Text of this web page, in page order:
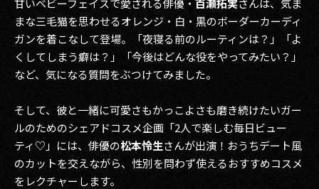
甘いベビーフェイスで愛される俳優・ 百瀬拓実さんは、気ま
まな三毛猫を思わせるオレンジ・白・黒のボーダーカーディ
ガンを着こなして登場。「夜寝る前のルーティンは？」「よ
くしてしまう癖は？」「今後はどんな役をやってみたい？」
など、気になる質問をぶつけてみました。
そして、彼と一緒に可愛さもかっこよさも磨き続けたいガー
ルのためのシェアドコスメ企画「2人で楽しむ毎日ビュー
ティ♡」には、俳優の松本怜生さんが出演！おうちデート風
のカットを交えながら、性別を問わず使えるおすすめコスメ
をレクチャーします。